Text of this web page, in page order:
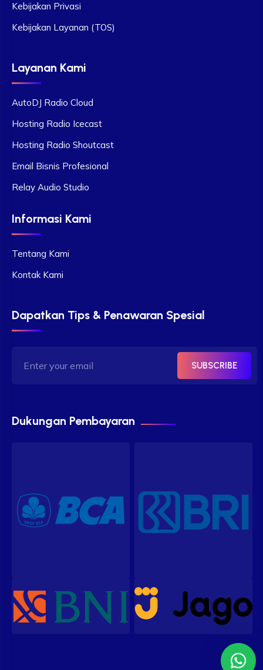
Kebijakan Privasi
Kebijakan Layanan (TOS)
Layanan Kami
AutoDJ Radio Cloud
Hosting Radio Icecast
Hosting Radio Shoutcast
Email Bisnis Profesional
Relay Audio Studio
Informasi Kami
Tentang Kami
Kontak Kami
Dapatkan Tips & Penawaran Spesial
SUBSCRIBE
Dukungan Pembayaran
Our customer support team is
here to answer your questions.